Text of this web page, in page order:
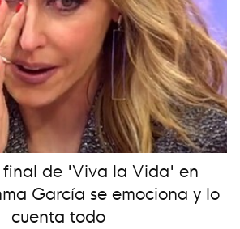
final de 'Viva la Vida' en
García se emociona y lo
cuenta todo